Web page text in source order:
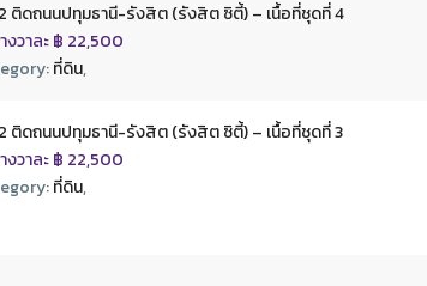
ติดถนนปทุมธานี-รังสิต (รังสิต ซิตี้) – เนื้อที่ชุดที่ 4
งวาละ฿ 22,500
ที่ดิน,
ติดถนนปทุมธานี-รังสิต (รังสิต ซิตี้) – เนื้อที่ชุดที่ 3
งวาละ฿ 22,500
ที่ดิน,